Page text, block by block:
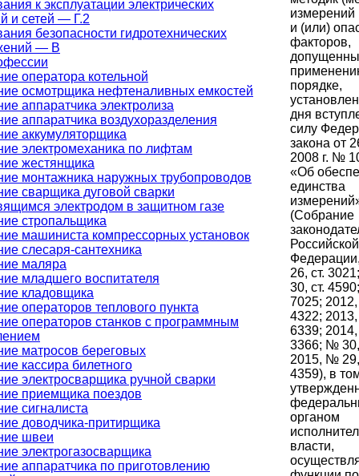
к эксплуатации электрических
и сетей — Г.2
безопасности гидротехнических
— В
оператора котельной
осмотрщика нефтеналивных емкостей
аппаратчика электролиза
аппаратчика воздухоразделения
аккумуляторщика
электромеханика по лифтам
жестянщика
монтажника наружных трубопроводов
сварщика дуговой сварки
электродом в защитном газе
стропальщика
машиниста компрессорных установок
слесаря-сантехника
маляра
младшего воспитателя
кладовщика
операторов теплового пункта
операторов станков с программным
матросов береговых
кассира билетного
электросварщика ручной сварки
приемщика поездов
сигналиста
доводчика-притирщика
швеи
электрогазосварщика
аппаратчика по приготовлению
и (или)
факторов,
порядке,
дня
силу
закона от
2008 г. №
«Об
единства
(Собрание
Российской
26, ст.
30, ст.
7025;
4322;
6339;
3366; № 30,
2015, № 29,
4359), в
органом
власти,